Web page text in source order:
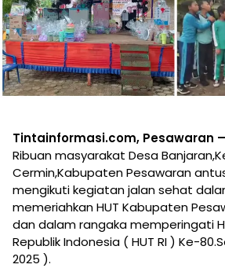
Tintainformasi.com, Pesawaran
Ribuan masyarakat Desa
Cermin,Kabupaten Pesawaran
mengikuti kegiatan jalan sehat
memeriahkan HUT Kabupaten
dan dalam rangaka memperingati
Republik Indonesia ( HUT RI ) Ke-
2025 ).